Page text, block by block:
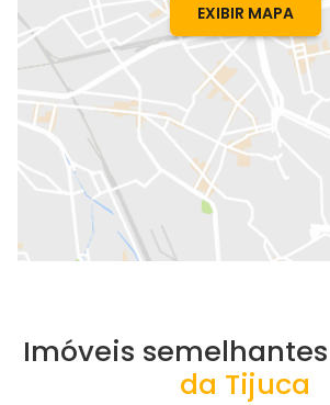
EXIBIR MAPA
Imóveis
da Tijuca